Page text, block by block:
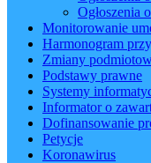
Ogłoszenia
Monitorowanie
Harmonogram
Zmiany
Podstawy prawne
Systemy
Informator o
Dofinansowanie
Petycje
Koronawirus